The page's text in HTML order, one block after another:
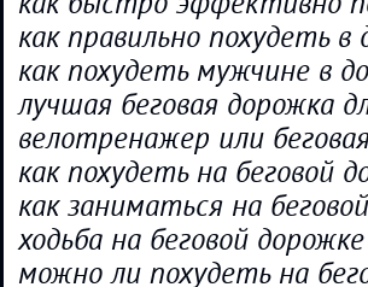
как правильно похудеть в
как похудеть мужчине в
лучшая беговая дорожка
велотренажер или
как похудеть на беговой
как заниматься на
ходьба на беговой
можно ли похудеть на